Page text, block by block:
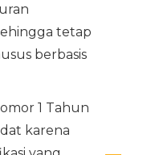
tetap
berbasis
1 Tahun
karena